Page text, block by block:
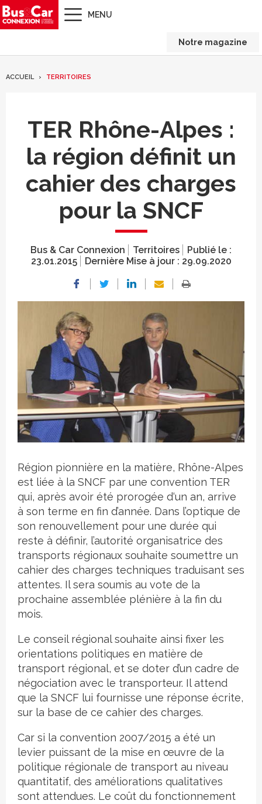
MENU
Notre magazine
ACCUEIL TERRITOIRES
TER Rhône-Alpes :
la région définit un
cahier des charges
pour la SNCF
Bus & Car Connexion Territoires
Publié le :
23.01.2015
Dernière Mise à jour : 29.09.2020
Crédit photo
Région pionnière en la matière, Rhône-Alpes
est liée à la SNCF par une convention TER
qui, après avoir été prorogée d‘un an, arrive
à son terme en fin d’année. Dans l’optique de
son renouvellement pour une durée qui
reste à définir, l’autorité organisatrice des
transports régionaux souhaite soumettre un
cahier des charges techniques traduisant ses
attentes. Il sera soumis au vote de la
prochaine assemblée plénière à la fin du
mois.
Le conseil régional souhaite ainsi fixer les
orientations politiques en matière de
transport régional, et se doter d’un cadre de
négociation avec le transporteur. Il attend
que la SNCF lui fournisse une réponse écrite,
sur la base de ce cahier des charges.
Car si la convention 2007/2015 a été un
levier puissant de la mise en œuvre de la
politique régionale de transport au niveau
quantitatif, des améliorations qualitatives
sont attendues. Le coût du fonctionnement